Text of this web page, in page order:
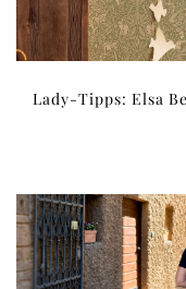
Lady-Tipps: Elsa